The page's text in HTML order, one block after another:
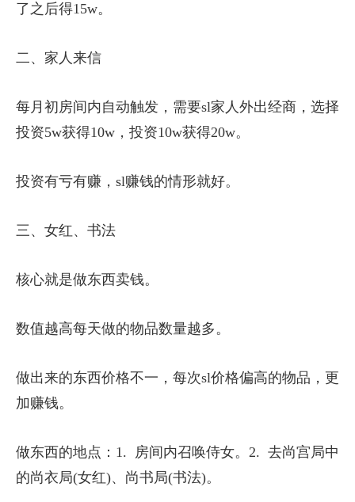
了之后得15w。
二、家人来信
每月初房间内自动触发，需要sl家人外出经商，选择
投资5w获得10w，投资10w获得20w。
投资有亏有赚，sl赚钱的情形就好。
三、女红、书法
核心就是做东西卖钱。
数值越高每天做的物品数量越多。
做出来的东西价格不一，每次sl价格偏高的物品，更
加赚钱。
做东西的地点：1. 房间内召唤侍女。2. 去尚宫局中
的尚衣局(女红)、尚书局(书法)。